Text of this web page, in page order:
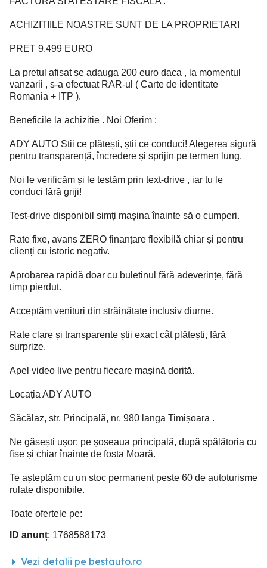
ACHIZITIILE NOASTRE SUNT DE LA PROPRIETARI
PRET 9.499 EURO
La pretul afisat se adauga 200 euro daca , la momentul
vanzarii , s-a efectuat RAR-ul ( Carte de identitate
Romania + ITP ).
Beneficile la achizitie . Noi Oferim :
ADY AUTO Știi ce plătești, știi ce conduci! Alegerea sigură
pentru transparență, încredere și sprijin pe termen lung.
Noi le verificăm și le testăm prin text-drive , iar tu le
conduci fără griji!
Test-drive disponibil simți mașina înainte să o cumperi.
Rate fixe, avans ZERO finanțare flexibilă chiar și pentru
clienți cu istoric negativ.
Aprobarea rapidă doar cu buletinul fără adeverințe, fără
timp pierdut.
Acceptăm venituri din străinătate inclusiv diurne.
Rate clare și transparente știi exact cât plătești, fără
surprize.
Apel video live pentru fiecare mașină dorită.
Locația ADY AUTO
Săcălaz, str. Principală, nr. 980 langa Timișoara .
Ne găsești ușor: pe șoseaua principală, după spălătoria cu
fise și chiar înainte de fosta Moară.
Te așteptăm cu un stoc permanent peste 60 de autoturisme
rulate disponibile.
Toate ofertele pe:
ID anunț: 1768588173
Vezi detalii pe bestauto.ro